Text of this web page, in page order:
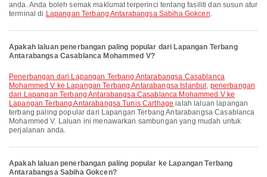
anda. Anda boleh semak maklumat terperinci tentang fasiliti dan susun atur
terminal di Lapangan Terbang Antarabangsa Sabiha Gokcen.
Apakah laluan penerbangan paling popular dari Lapangan Terbang
Antarabangsa Casablanca Mohammed V?
penerbangan dari Lapangan Terbang Antarabangsa Casablanca
Mohammed V ke Lapangan Terbang Antarabangsa Istanbul , penerbangan
dari Lapangan Terbang Antarabangsa Casablanca Mohammed V ke
Lapangan Terbang Antarabangsa Tunis Carthage ialah laluan lapangan
terbang paling popular dari Lapangan Terbang Antarabangsa Casablanca
Mohammed V. Laluan ini menawarkan sambungan yang mudah untuk
perjalanan anda.
Apakah laluan penerbangan paling popular ke Lapangan Terbang
Antarabangsa Sabiha Gokcen?